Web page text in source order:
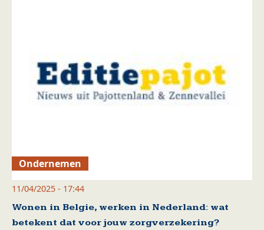
Ondernemen
11/04/2025 - 17:44
Wonen in Belgie, werken in Nederland: wat
betekent dat voor jouw zorgverzekering?